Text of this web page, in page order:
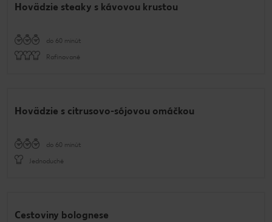
Hovädzie steaky s kávovou krustou
do 60 minút
Rafinované
Hovädzie s citrusovo-sójovou omáčkou
do 60 minút
Jednoduché
Cestoviny bolognese